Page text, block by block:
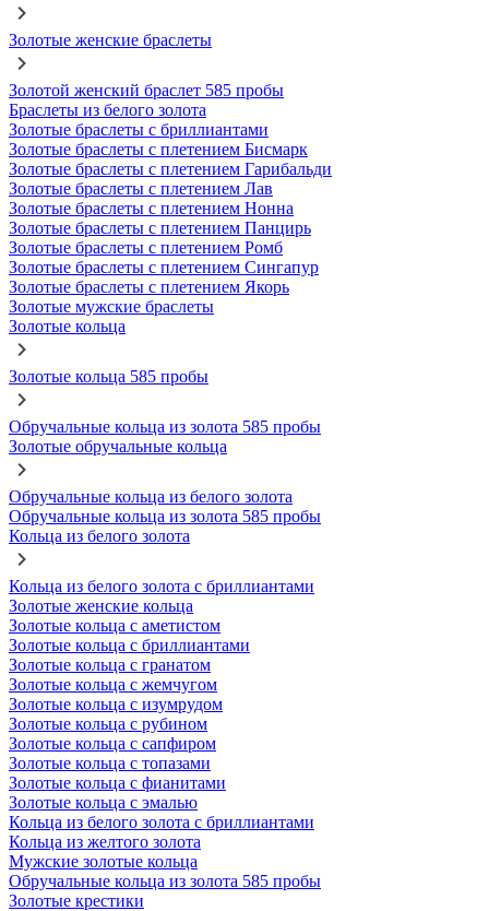
Золотые женские браслеты
Золотой женский браслет 585 пробы
Браслеты из белого золота
Золотые браслеты с бриллиантами
Золотые браслеты с плетением Бисмарк
Золотые браслеты с плетением Гарибальди
Золотые браслеты с плетением Лав
Золотые браслеты с плетением Нонна
Золотые браслеты с плетением Панцирь
Золотые браслеты с плетением Ромб
Золотые браслеты с плетением Сингапур
Золотые браслеты с плетением Якорь
Золотые мужские браслеты
Золотые кольца
Золотые кольца 585 пробы
Обручальные кольца из золота 585 пробы
Золотые обручальные кольца
Обручальные кольца из белого золота
Обручальные кольца из золота 585 пробы
Кольца из белого золота
Кольца из белого золота с бриллиантами
Золотые женские кольца
Золотые кольца с аметистом
Золотые кольца с бриллиантами
Золотые кольца с гранатом
Золотые кольца с жемчугом
Золотые кольца с изумрудом
Золотые кольца с рубином
Золотые кольца с сапфиром
Золотые кольца с топазами
Золотые кольца с фианитами
Золотые кольца с эмалью
Кольца из белого золота с бриллиантами
Кольца из желтого золота
Мужские золотые кольца
Обручальные кольца из золота 585 пробы
Золотые крестики